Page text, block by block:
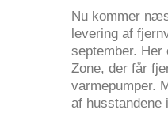
Nu kommer
levering af
september.
Zone, der får
varmepumper.
af husstandene